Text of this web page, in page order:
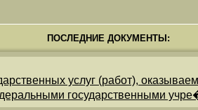
ПОСЛЕДНИЕ ДОКУМЕНТЫ:
услуг (работ),
государственными